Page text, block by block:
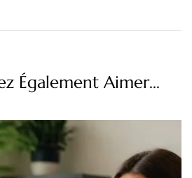
Également Aimer...